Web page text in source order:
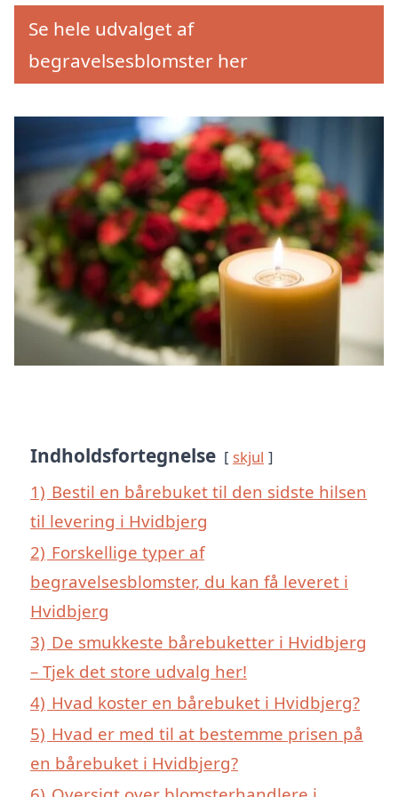
Se hele udvalget af
begravelsesblomster her
Indholdsfortegnelse skjul
1) Bestil en bårebuket til den sidste hilsen
til levering i Hvidbjerg
2) Forskellige typer af
begravelsesblomster, du kan få leveret i
Hvidbjerg
3) De smukkeste bårebuketter i Hvidbjerg
– Tjek det store udvalg her!
4) Hvad koster en bårebuket i Hvidbjerg?
5) Hvad er med til at bestemme prisen på
en bårebuket i Hvidbjerg?